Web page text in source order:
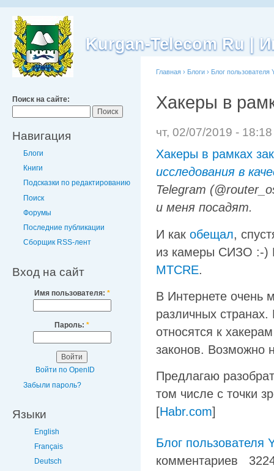
Kurgan-Telecom Ru |
Поиск на сайте:
Навигация
Блоги
Книги
Подсказки по редактированию
Поиск
Форумы
Последние публикации
Сборщик RSS-лент
Вход на сайт
Имя пользователя: *
Пароль: *
Войти по OpenID
Забыли пароль?
Языки
English
Français
Deutsch
Главная › Блоги › Блог пользователя
Хакеры в
чт, 02/07/2019 -
Хакеры в рамках
исследования в
Telegram
и меня посадят.
И как обещал,
из камеры СИЗО :-)
MTCRE.
В Интернете очень
различных
относятся к
законов. Возможно
Предлагаю
том числе с точки
[Habr.com]
Блог пользователя
комментариев